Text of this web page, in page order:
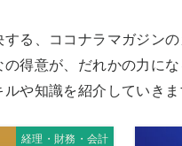
る、ココナラマガジンの
得意が、だれかの力に
や知識を紹介していきま
経理・財務・会計